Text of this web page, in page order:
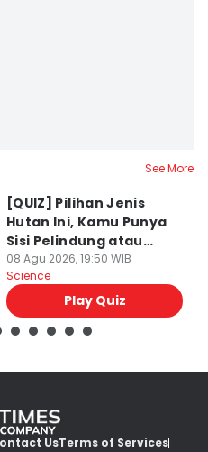
See More
[QUIZ] Pilihan Jenis
Hutan Ini, Kamu Punya
Sisi Pelindung atau
Penghancur?
08 Agu 2026, 19:50 WIB
Science
Play Quiz
UsTerms of Services